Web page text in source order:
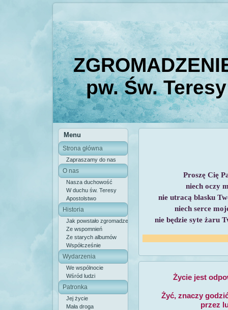
pw. Św.
Menu
Strona główna
Zapraszamy do nas
O nas
Nasza duchowość
W duchu św. Teresy
Apostolstwo
Historia
Jak powstało zgromadzenie
Ze wspomnień
Ze starych albumów
Współcześnie
Wydarzenia
We wspólnocie
Wśród ludzi
Patronka
Jej życie
Mała droga
Proszę Cię
niech oczy
nie utracą blasku
niech serce
nie będzie syte żaru
Życie jest
Żyć, znaczy
przez